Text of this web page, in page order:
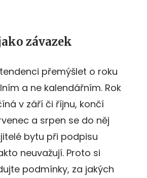
závazek
přemýšlet o roku
a ne kalendářním. Rok
v září či říjnu, končí
a srpen se do něj
bytu při podpisu
neuvažují. Proto si
podmínky, za jakých